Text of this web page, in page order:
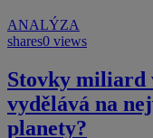
ANALÝZA
shares0 views
Stovky miliard
vydělává na
planety?